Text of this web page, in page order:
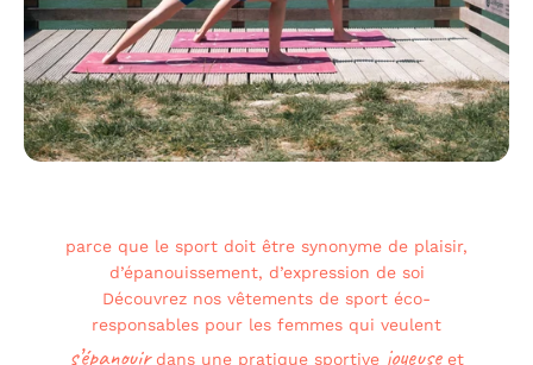
parce que le sport doit être synonyme de plaisir,
d’épanouissement, d’expression de soi
Découvrez nos vêtements de sport éco-
responsables pour les femmes qui veulent
s’épanouir dans une pratique sportive joyeuse et